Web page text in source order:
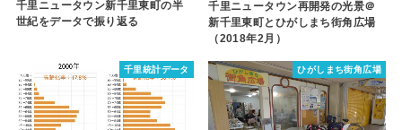
千里ニュータウン新千里東町の半
世紀をデータで振り返る
千里ニュータウン再開発の光景＠
新千里東町とひがしまち街角広場
（2018年2月）
千里統計データ ひがしまち街角広場